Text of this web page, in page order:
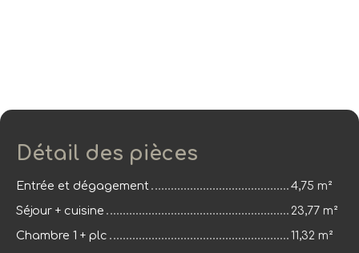
Détail des pièces
Entrée et dégagement
4,75 m²
Séjour + cuisine
23,77 m²
Chambre 1 + plc
11,32 m²